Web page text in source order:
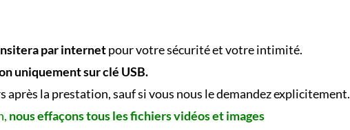
par internetpour votre sécurité et votre intimité.
uniquement sur clé USB.
après la prestation, sauf si vous nous le demandez explicitement.
nous effaçons tous les fichiers vidéos et images